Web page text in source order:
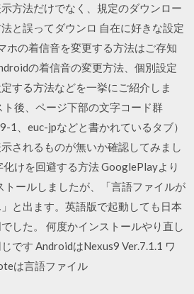
方法だけでなく、規定のダウンロー
と誤ってダウンロ 自在に好きな設定
ホの着信音を変更する方法はご存知
の着信音の変更方法、個別設定
する方法などを一挙にご紹介しま
後、ページ下部の文字コード群
1、euc-jpなどと書かれているタブ）
されるものが無いか確認してみまし
化けを回避する方法 GooglePlayより
ールしましたが、「言語ファイルが
と出ます。英語版で起動しても日本
した。 何度かインストールやり直し
です AndroidはNexus9 Ver.7.1.1 ワ
は言語ファイル